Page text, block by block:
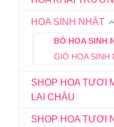
HOA SINH NHẬT
BÓ HOA SINH
GIỎ HOA SINH
SHOP HOA TƯƠI
LAI CHÂU
SHOP HOA TƯƠI